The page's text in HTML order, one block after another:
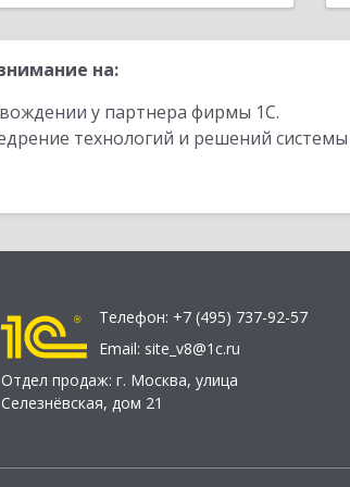
на:
у партнера фирмы 1С.
технологий и решений
Телефон: +7 (495) 737-92-57
Email: site_v8@1c.ru
Отдел продаж: г. Москва, улица
Селезнёвская, дом 21